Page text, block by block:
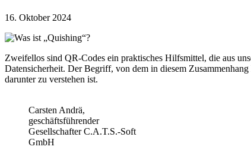
16. Oktober 2024
Zweifellos sind QR-Codes ein praktisches Hilfsmittel, die aus
Datensicherheit. Der Begriff, von dem in diesem
darunter zu verstehen ist.
Carsten Andrä,
geschäftsführender
Gesellschafter C.A.T.S.-Soft
GmbH